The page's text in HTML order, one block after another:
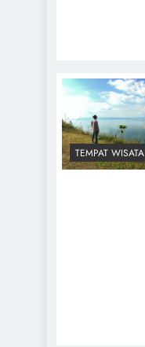
TEMPAT WISATA